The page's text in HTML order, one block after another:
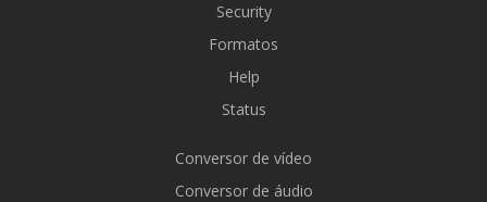
Security
Formatos
Help
Status
Conversor de vídeo
Conversor de áudio